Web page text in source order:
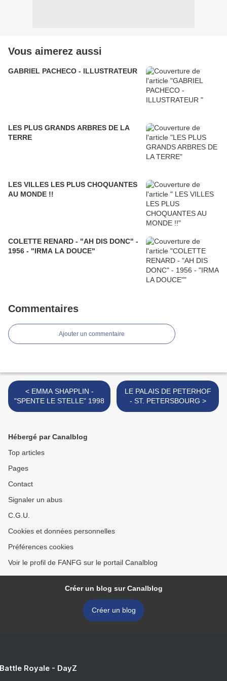
Vous aimerez aussi
GABRIEL PACHECO - ILLUSTRATEUR
LES PLUS GRANDS ARBRES DE LA
TERRE
LES VILLES LES PLUS CHOQUANTES
AU MONDE !!
COLETTE RENARD - "AH DIS DONC" -
1956 - "IRMA LA DOUCE"
Commentaires
Ajouter un commentaire
< EMMA SHAPPLIN -
"SPENTE LE STELLE" 1998
LE PALAIS DE PETERHOF
- ST. PETERSBOURG >
Hébergé par Canalblog
Top articles
Pages
Contact
Signaler un abus
C.G.U.
Cookies et données personnelles
Préférences cookies
Voir le profil de FANFG sur le portail Canalblog
Créer un blog sur Canalblog
Créer un blog
Royale - DayZ